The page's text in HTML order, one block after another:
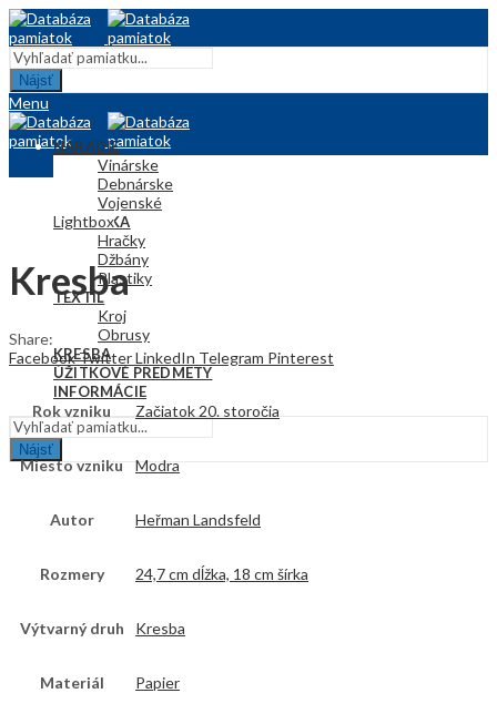
Nájsť
Menu
NÁRADIE
Vinárske
Debnárske
Vojenské
KERAMIKA
Hračky
Džbány
Plastiky
TEXTIL
Kroj
Obrusy
KRESBA
ÚŽITKOVÉ PREDMETY
INFORMÁCIE
Nájsť
Lightbox
Kresba
Share:
FacebookTwitterLinkedIn Telegram Pinterest
Rok vzniku Začiatok 20. storočia
Miesto vzniku Modra
Autor Heřman Landsfeld
Rozmery 24,7 cm dĺžka, 18 cm šírka
Výtvarný druh Kresba
Materiál Papier